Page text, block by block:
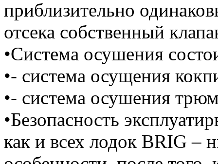
приблизительно
отсека собственный
•Система осушения
•- система осущения
•- система осушения
•Безопасность
как и всех лодок BRIG –